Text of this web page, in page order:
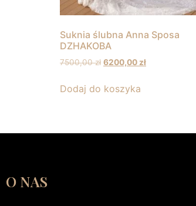
Suknia ślubna Anna Sposa
DZHAKOBA
7500,00zł 6200,00 zł
Dodaj do koszyka
O NAS